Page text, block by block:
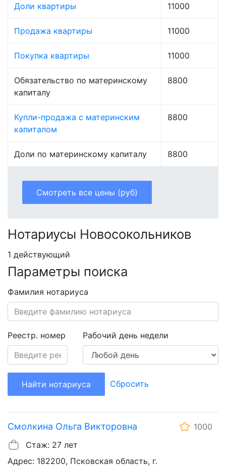
Доли квартиры 11000
Продажа квартиры 11000
Покупка квартиры 11000
Обязательство по материнскому
капиталу
8800
Купли-продажа с материнским
капиталом
8800
Доли по материнскому капиталу 8800
Смотреть все цены (руб)
Нотариусы Новосокольников
1 действующий
Параметры поиска
Фамилия нотариуса
Реестр. номер Рабочий день недели
Найти нотариуса Сбросить
Смолкина Ольга Викторовна
1000
Стаж: 27 лет
Адрес: 182200, Псковская область, г.